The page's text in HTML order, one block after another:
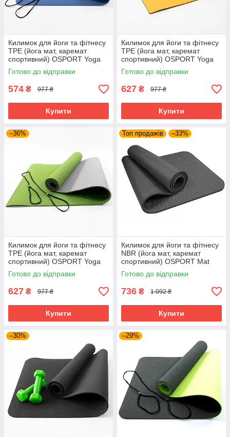
Килимок для йоги та фітнесу
TPE (йога мат, каремат
спортивний) OSPORT Yoga
ECO Pro 6мм (FI-0076) Синє-
блакитний
Готово до відправки
574 ₴ 977 ₴
Купити
Килимок для йоги та фітнесу
TPE (йога мат, каремат
спортивний) OSPORT Yoga
ECO Pro 6мм (FI-0076)
Оранжево-чорний
Готово до відправки
627 ₴ 977 ₴
Купити
–36%
Килимок для йоги та фітнесу
TPE (йога мат, каремат
спортивний) OSPORT Yoga
ECO Pro 6мм (FI-0076)
Оливково-сірий
Готово до відправки
627 ₴ 977 ₴
Купити
Топ продажів –33%
Килимок для йоги та фітнесу
NBR (йога мат, каремат
спортивний) OSPORT Mat
Pro 1.5см (FI-0135) Чорний
Готово до відправки
736 ₴ 1 092 ₴
Купити
–30% –29%